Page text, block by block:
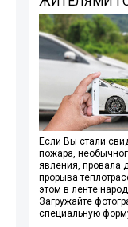
Если Вы стали
пожара,
явления, провала
прорыва
этом в ленте
Загружайте
специальную